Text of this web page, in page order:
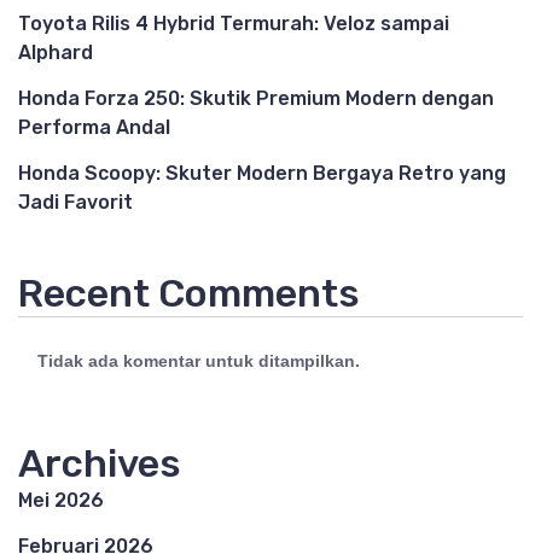
Toyota Rilis 4 Hybrid Termurah: Veloz sampai
Alphard
Honda Forza 250: Skutik Premium Modern dengan
Performa Andal
Honda Scoopy: Skuter Modern Bergaya Retro yang
Jadi Favorit
Recent Comments
Tidak ada komentar untuk ditampilkan.
Archives
Mei 2026
Februari 2026